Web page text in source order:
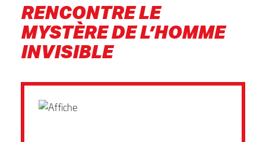
RENCONTRE LE
MYSTÈRE DE L’HOMME
INVISIBLE